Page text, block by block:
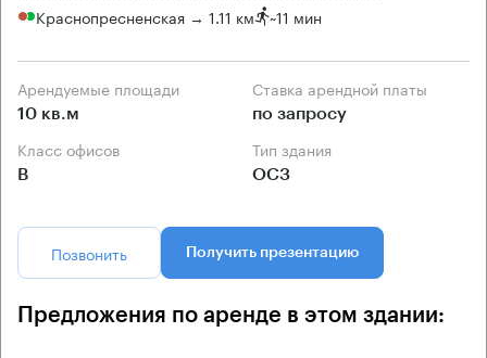
Краснопресненская → 1.11 км ~11 мин
Арендуемые площади
10 кв.м
Ставка арендной платы
по запросу
Класс офисов
B
Тип здания
ОСЗ
Позвонить Получить презентацию
Предложения по аренде в этом здании: